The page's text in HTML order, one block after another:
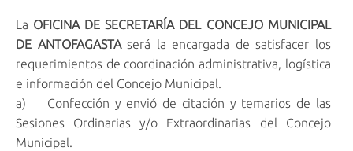
La OFICINA DE SECRETARÍA DEL CONCEJO MUNICIPAL
DE ANTOFAGASTAserá la encargada de satisfacer los
requerimientos de coordinación administrativa, logística
e información del Concejo Municipal.
a) Confección y envió de citación y temarios de las
Sesiones Ordinarias y/o Extraordinarias del Concejo
Municipal.